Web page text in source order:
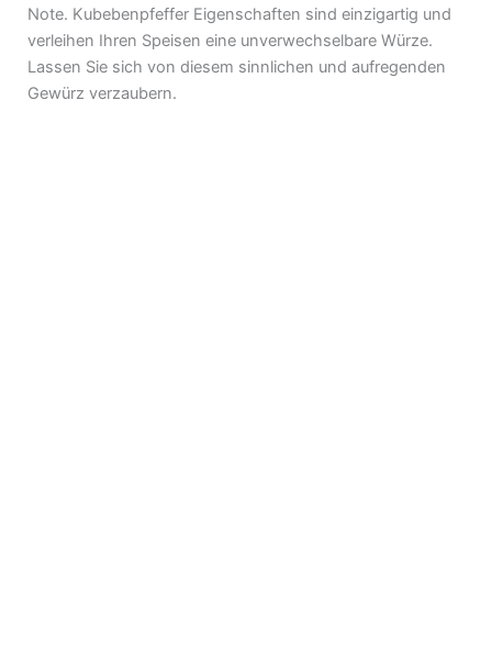
Note. Kubebenpfeffer Eigenschaften sind einzigartig und
verleihen Ihren Speisen eine unverwechselbare Würze.
Lassen Sie sich von diesem sinnlichen und aufregenden
Gewürz verzaubern.